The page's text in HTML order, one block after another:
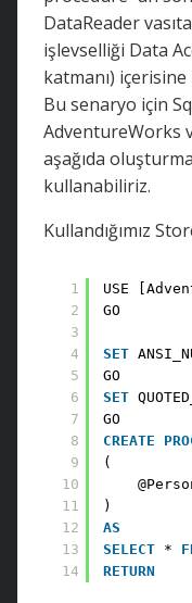
DataReader
işlevselliği Data
katmanı)
Bu senaryo için
AdventureWorks
aşağıda
kullanabiliriz.
Kullandığımız
1
2
3
4
5
6
7
8
9
10
11
12
13
14
USE
GO
SET
GO
SET
GO
CREATE
(
)
AS
SELECT *
RETURN